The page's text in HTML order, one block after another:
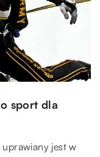
sport dla
jest w